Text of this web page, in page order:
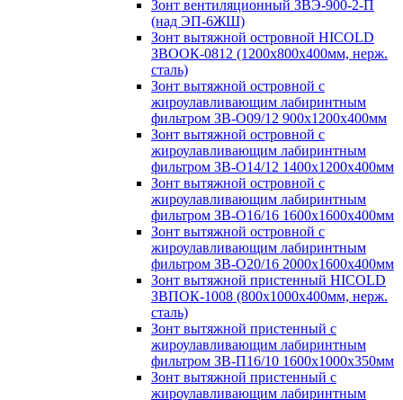
Зонт вентиляционный ЗВЭ-900-2-П
(над ЭП-6ЖШ)
Зонт вытяжной островной HICOLD
ЗВООК-0812 (1200х800x400мм, нерж.
сталь)
Зонт вытяжной островной с
жироулавливающим лабиринтным
фильтром ЗВ-О09/12 900х1200х400мм
Зонт вытяжной островной с
жироулавливающим лабиринтным
фильтром ЗВ-О14/12 1400х1200х400мм
Зонт вытяжной островной с
жироулавливающим лабиринтным
фильтром ЗВ-О16/16 1600х1600х400мм
Зонт вытяжной островной с
жироулавливающим лабиринтным
фильтром ЗВ-О20/16 2000х1600х400мм
Зонт вытяжной пристенный HICOLD
ЗВПОК-1008 (800х1000х400мм, нерж.
сталь)
Зонт вытяжной пристенный с
жироулавливающим лабиринтным
фильтром ЗВ-П16/10 1600х1000х350мм
Зонт вытяжной пристенный с
жироулавливающим лабиринтным